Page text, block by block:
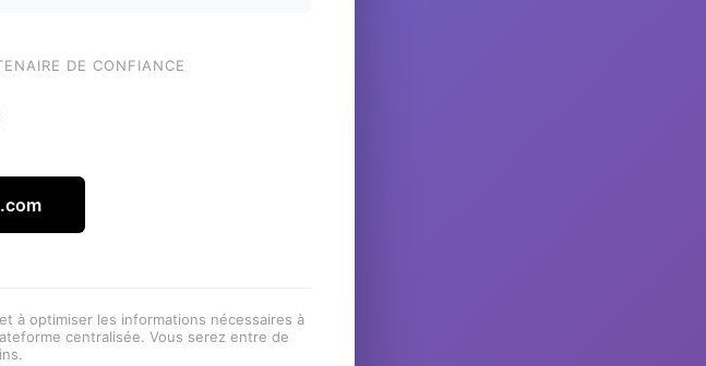
DE CONFIANCE
à optimiser les informations nécessaires à
centralisée. Vous serez entre de